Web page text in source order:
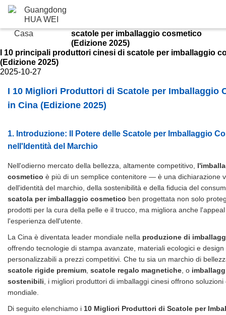
Dettagli delle soluzioni
Casa
soluzioni
scatole per imballaggio cosmetico
(Edizione 2025)
I 10 principali produttori cinesi di scatole per imballaggio
(Edizione 2025)
2025-10-27
I 10 Migliori Produttori di Scatole per Imballaggio
in Cina (Edizione 2025)
1. Introduzione: Il Potere delle Scatole per Imballaggio
nell'Identità del Marchio
Nell'odierno mercato della bellezza, altamente competitivo,
cosmetico è più di un semplice contenitore — è una dichiarazione
dell'identità del marchio, della sostenibilità e della fiducia del
scatola per imballaggio cosmetico ben progettata non solo
prodotti per la cura della pelle e il trucco, ma migliora anche
l'esperienza dell'utente.
La Cina è diventata leader mondiale nella produzione di
offrendo tecnologie di stampa avanzate, materiali ecologici e design
personalizzabili a prezzi competitivi. Che tu sia un marchio di
scatole rigide premium scatole regalo magnetiche , o
sostenibili , i migliori produttori di imballaggi cinesi offrono soluzioni
mondiale.
Di seguito elenchiamo i 10 Migliori Produttori di Scatole per